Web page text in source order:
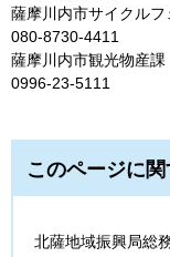
薩摩川内市サイクル
080-8730-4411
薩摩川内市観光物産課
0996-23-5111
このページに
北薩地域振興局総